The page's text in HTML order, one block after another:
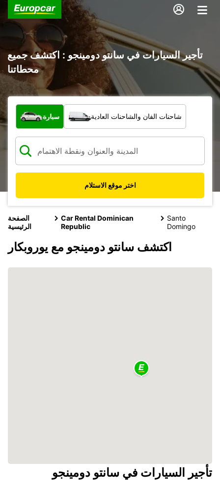
تأجير السيارات في سانتو دومينجو : اكتشف جميع
محطاتنا
ما نوع المركبة؟
سيارة شاحنات الفان والشاحنات العادية
اختر موقع الاستلام
الصفحة
الرئيسية
Car Rental Dominican
Republic
Santo
Domingo
اكتشف سانتو دومينجو مع يوروبكار
تأجير السيارات في سانتو دومينجو